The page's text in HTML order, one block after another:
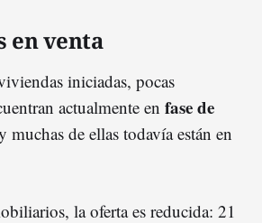
en venta
iniciadas, pocas
actualmente en fase de
muchas de ellas todavía están en
la oferta es reducida: 21